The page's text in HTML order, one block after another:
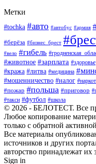
Метки
#tochka #авто #автобус #армия
#берёза #бизнес_брест
#вело #гибель
#животное #зарплата #здоровье
#кража #литва #медицина
#мошенничество #налог
#пожар #польша #приговор
#такси #футбол #школа
© 2026 - БЕЛОТЕСТ. Все
Любое копирование
только с обратной
Все материалы
источников и других
авторство принадлежат их
Sign in